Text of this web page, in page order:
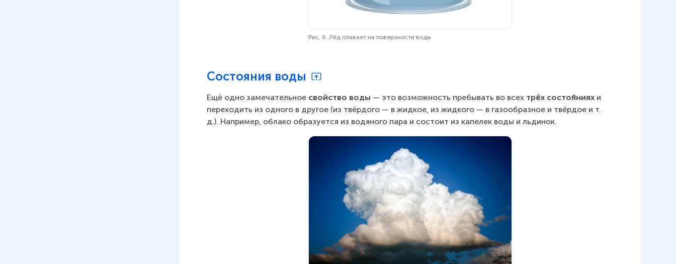
Рис. 6. Лёд плавает на поверхности воды
Состояния воды
Ещё одно замечательное свойство воды — это возможность пребывать во всех трёх состоя́ниях и
переходить из одного в другое (из твёрдого — в жидкое, из жидкого — в газообразное и твёрдое и т.
д.). Например, облако образуется из водяного пара и состоит из капелек воды и льдинок.